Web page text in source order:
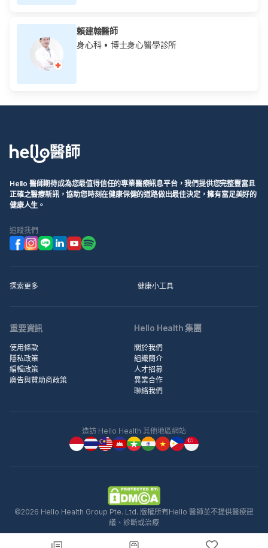
賴建翰醫師
身心科• 博士身心醫學診所
Hello 醫師期待成為您最值得信任的專業醫療訊息平台，我們提供您完整豐富且
正確之醫療新訊，協助您時刻在健康保健的道路做出最佳決定，擁有富足美好的
健康人生。
追蹤我們
探索更多 健康小工具
重要資訊
使用條款
隱私政策
編輯政策
廣告與贊助商政策
Hello Health 集團
關於我們
組織簡介
人才招募
異業合作
聯絡我們
造訪 Hello Health 其他地區網站
©2026 Hello Health Group Pte. Ltd. 版權所有Hello 醫師並不提供醫療建
議、診斷或治療